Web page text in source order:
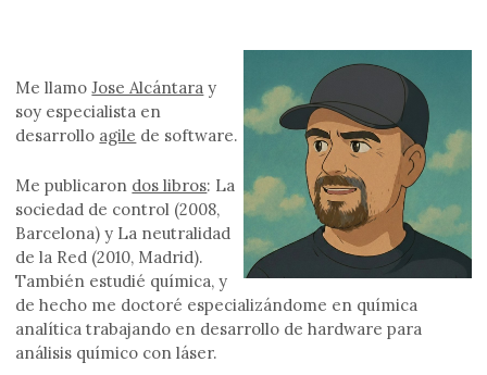
Me llamoJose Alcántara y
soy especialista en
desarrollo agile de software.
Me publicaron dos libros: La
sociedad de control (2008,
Barcelona) y La neutralidad
de la Red (2010, Madrid).
También estudié química, y
de hecho me doctoré especializándome en química
analítica trabajando en desarrollo de hardware para
análisis químico con láser.